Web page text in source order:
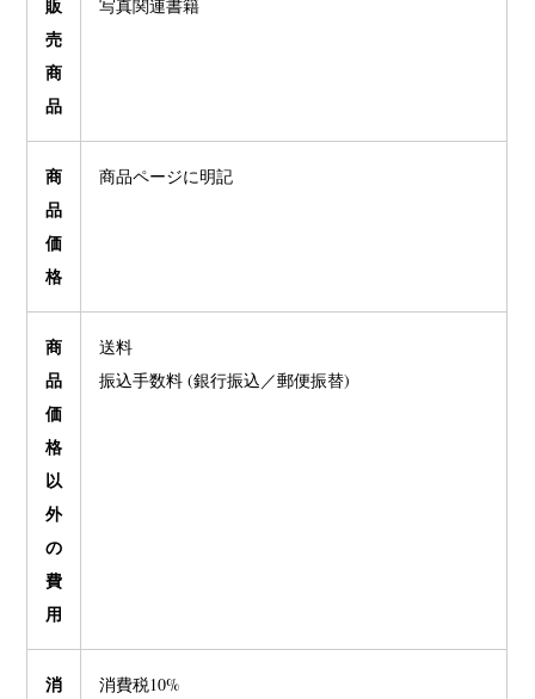
販
売
商
品
写真関連書籍
商
品
価
格
商品ページに明記
商
品
価
格
以
外
の
費
用
送料
振込手数料 (銀行振込／郵便振替)
消
消費税10%